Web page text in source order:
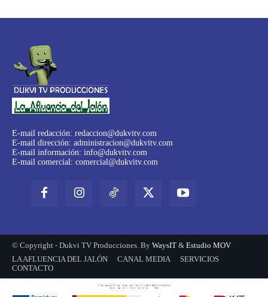
E-mail redacción: redaccion@dukvitv.com
E-mail dirección: administracion@dukvitv.com
E-mail información: info@dukvitv.com
E-mail comercial: comercial@dukvitv.com
© Copyright - Dukvi TV Producciones. By WaysIT & Estudio MOV
LA AFLUENCIA DEL JALÓN
CANAL MEDIA
SERVICIOS
CONTACTO